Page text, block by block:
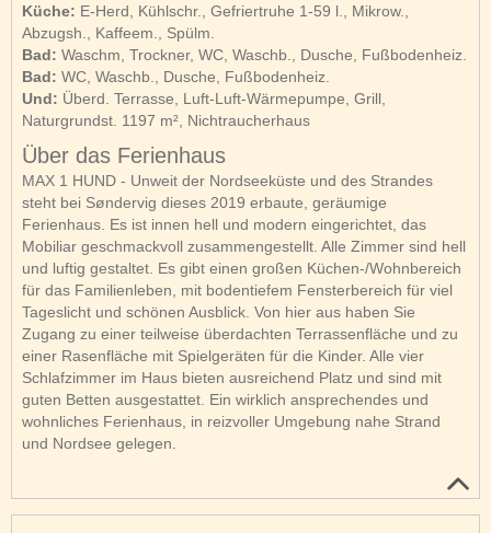
Küche: E-Herd, Kühlschr., Gefriertruhe 1-59 l., Mikrow.,
Abzugsh., Kaffeem., Spülm.
Bad: Waschm, Trockner, WC, Waschb., Dusche, Fußbodenheiz.
Bad: WC, Waschb., Dusche, Fußbodenheiz.
Und: Überd. Terrasse, Luft-Luft-Wärmepumpe, Grill,
Naturgrundst. 1197 m², Nichtraucherhaus
Über das Ferienhaus
MAX 1 HUND - Unweit der Nordseeküste und des Strandes
steht bei Søndervig dieses 2019 erbaute, geräumige
Ferienhaus. Es ist innen hell und modern eingerichtet, das
Mobiliar geschmackvoll zusammengestellt. Alle Zimmer sind hell
und luftig gestaltet. Es gibt einen großen Küchen-/Wohnbereich
für das Familienleben, mit bodentiefem Fensterbereich für viel
Tageslicht und schönen Ausblick. Von hier aus haben Sie
Zugang zu einer teilweise überdachten Terrassenfläche und zu
einer Rasenfläche mit Spielgeräten für die Kinder. Alle vier
Schlafzimmer im Haus bieten ausreichend Platz und sind mit
guten Betten ausgestattet. Ein wirklich ansprechendes und
wohnliches Ferienhaus, in reizvoller Umgebung nahe Strand
und Nordsee gelegen.